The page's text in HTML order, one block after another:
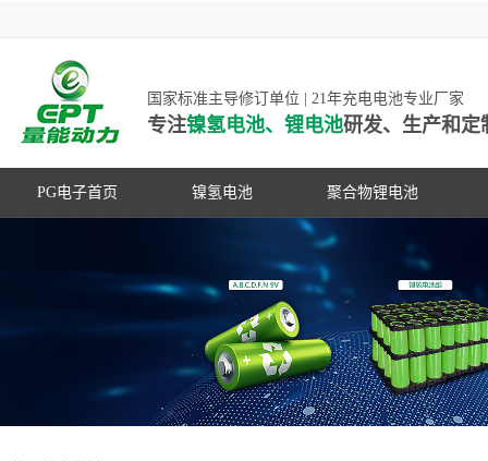
国家标准主导修订单位 | 21年充电电池专业厂家
专注镍氢电池、锂电池研发、生产和定
PG电子首页 镍氢电池 聚合物锂电池
动力镍氢电池
常规镍氢电池
PG游戏官网是镍氢电池国家标准主导
修订单位，并参与多项锂电池行业国
家标准的制定
高低温聚合物锂电池
动力聚合物锂电池
数码聚合物锂电池